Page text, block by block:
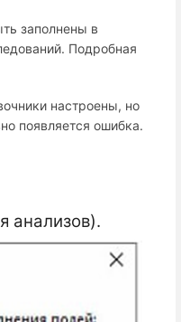
заполнены в
Подробная
настроены, но
появляется ошибка.
анализов).